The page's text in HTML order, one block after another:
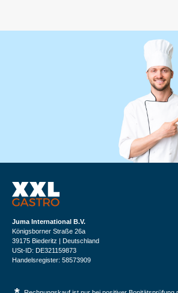
Juma International B.V.
Königsborner Straße 26a
39175 Biederitz | Deutschland
USt-ID: DE321159873
Handelsregister: 58573909